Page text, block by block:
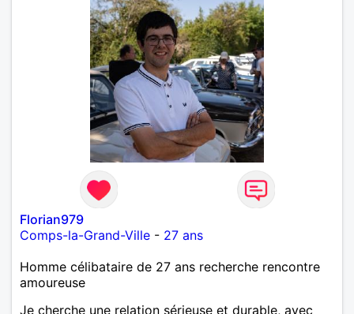
Florian979
Comps-la-Grand-Ville - 27 ans
Homme célibataire de 27 ans recherche rencontre
amoureuse
Je cherche une relation sérieuse et durable, avec